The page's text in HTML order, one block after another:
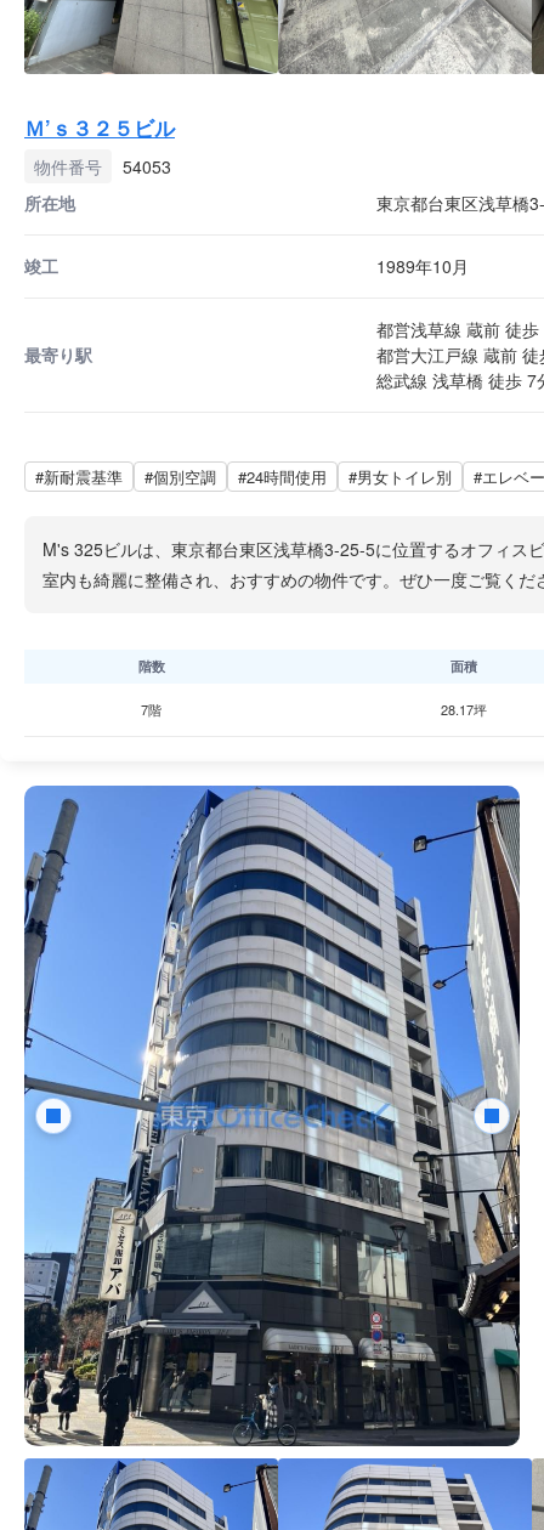
Ｍ’ｓ３２５ビル
物件番号
54053
所在地
東京都台東区浅草橋
竣工 1989年10月
最寄り駅
都営浅草線 蔵前 徒歩
都営大江戸線 蔵前
総武線 浅草橋 徒歩 7
#新耐震基準 #個別空調 #24時間使用 #男女トイレ別 #エレベ
M's 325ビルは、東京都台東区浅草橋3-25-5に位置するオフィス
室内も綺麗に整備され、おすすめの物件です。ぜひ一度ご覧くだ
階数 面積
7階 28.17坪